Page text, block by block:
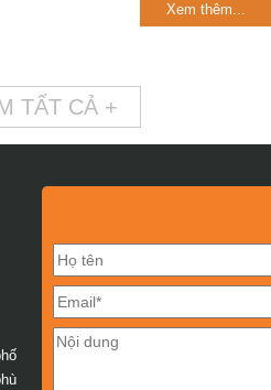
Xem thêm...
TẤT CẢ +